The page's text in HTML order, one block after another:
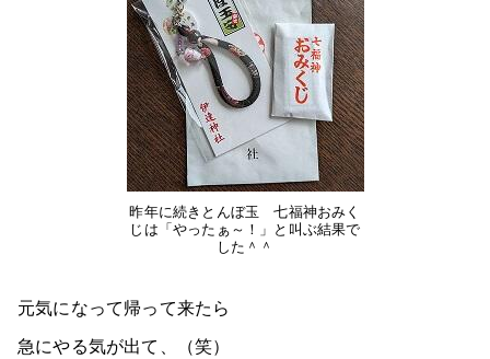
昨年に続きとんぼ玉 七福神おみく
じは「やったぁ～！」と叫ぶ結果で
した＾＾
元気になって帰って来たら
急にやる気が出て、（笑）